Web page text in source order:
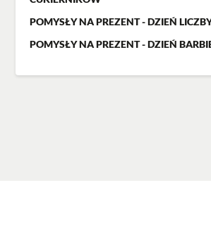
POMYSŁY NA PREZENT - DZIEŃ
POMYSŁY NA PREZENT - DZIEŃ